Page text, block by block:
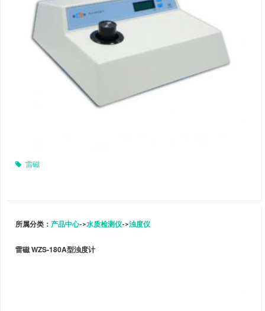
雷磁
所属分类： 产品中心->水质检测仪->浊度仪
雷磁 WZS-180A型浊度计